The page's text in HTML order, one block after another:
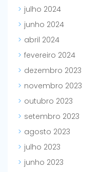
julho 2024
junho 2024
abril 2024
fevereiro 2024
dezembro 2023
novembro 2023
outubro 2023
setembro 2023
agosto 2023
julho 2023
junho 2023